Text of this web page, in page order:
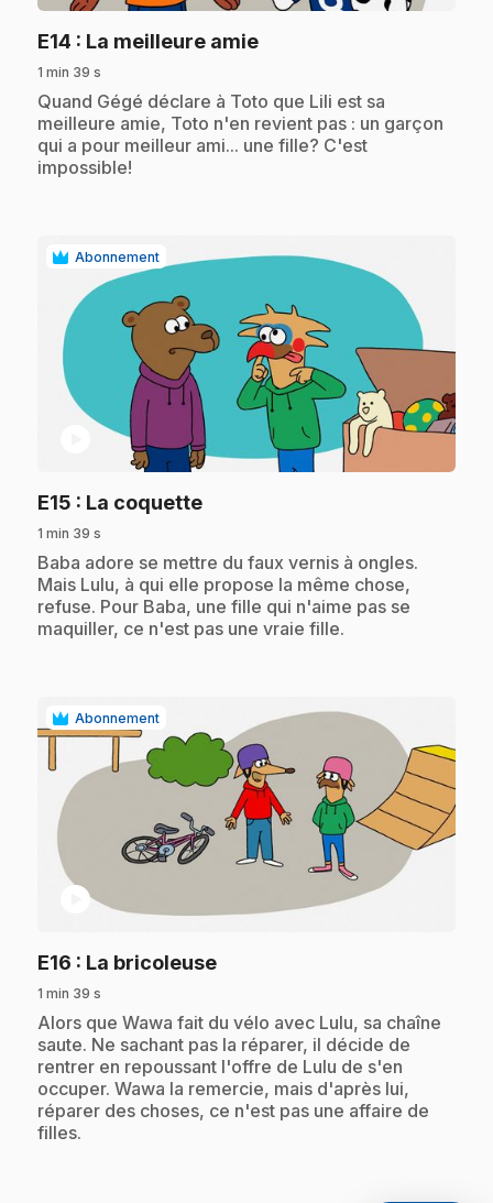
E14 : La meilleure amie.
1 min 39 s
.Quand Gégé déclare à Toto que Lili est sa
meilleure amie, Toto n'en revient pas : un garçon
qui a pour meilleur ami... une fille? C'est
impossible!
Abonnement
E15 : La coquette.
1 min 39 s
.Baba adore se mettre du faux vernis à ongles.
Mais Lulu, à qui elle propose la même chose,
refuse. Pour Baba, une fille qui n'aime pas se
maquiller, ce n'est pas une vraie fille.
Abonnement
play_circle
E16 : La bricoleuse.
1 min 39 s
.Alors que Wawa fait du vélo avec Lulu, sa chaîne
saute. Ne sachant pas la réparer, il décide de
rentrer en repoussant l'offre de Lulu de s'en
occuper. Wawa la remercie, mais d'après lui,
réparer des choses, ce n'est pas une affaire de
filles.